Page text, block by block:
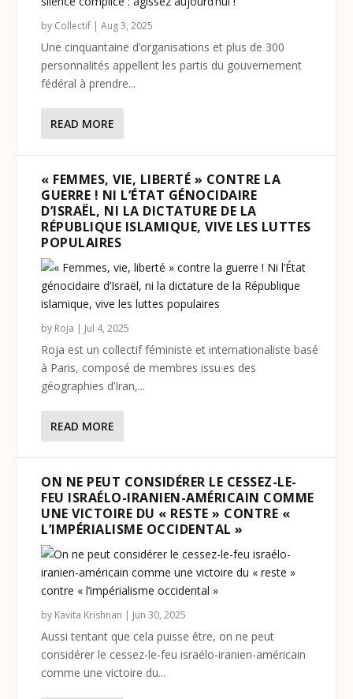
by Collectif |Aug 3, 2025
Une cinquantaine d’organisations et plus de 300
personnalités appellent les partis du gouvernement
fédéral à prendre...
READ MORE
« FEMMES, VIE, LIBERTÉ » CONTRE LA
GUERRE ! NI L’ÉTAT GÉNOCIDAIRE
D’ISRAËL, NI LA DICTATURE DE LA
RÉPUBLIQUE ISLAMIQUE, VIVE LES LUTTES
POPULAIRES
by Roja | Jul 4, 2025
Roja est un collectif féministe et internationaliste basé
à Paris, composé de membres issu·es des
géographies d’Iran,...
READ MORE
ON NE PEUT CONSIDÉRER LE CESSEZ-LE-
FEU ISRAÉLO-IRANIEN-AMÉRICAIN COMME
UNE VICTOIRE DU « RESTE » CONTRE «
L’IMPÉRIALISME OCCIDENTAL »
by Kavita Krishnan | Jun 30, 2025
Aussi tentant que cela puisse être, on ne peut
considérer le cessez-le-feu israélo-iranien-américain
comme une victoire du...